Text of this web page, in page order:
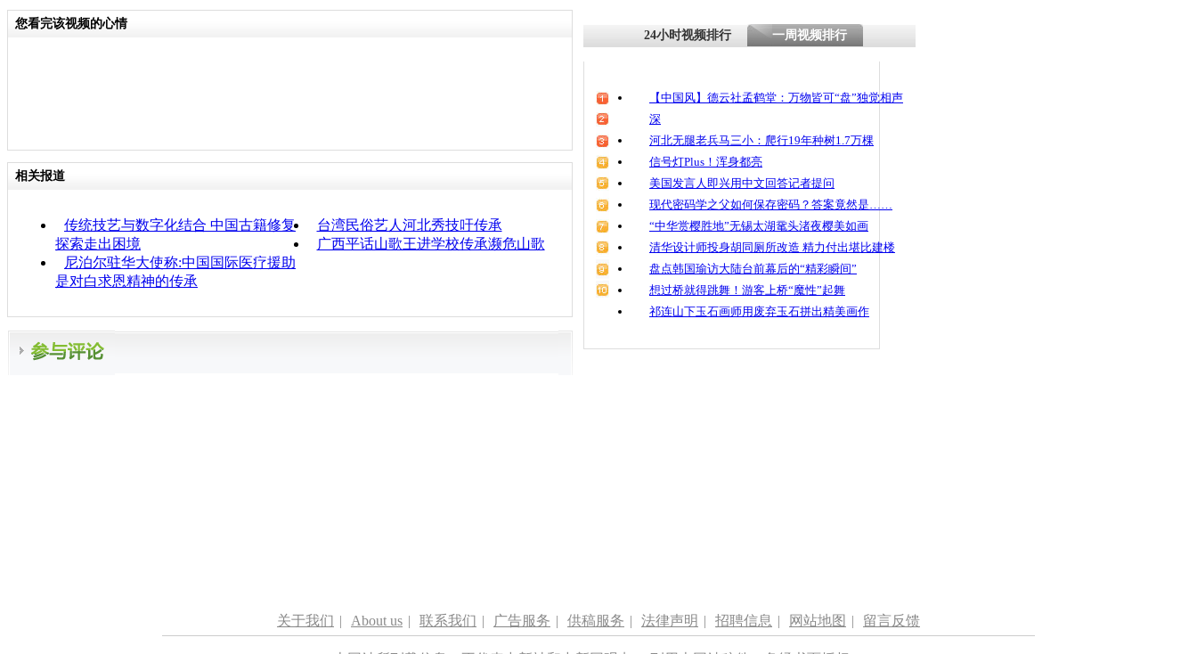
您看完该视频的心情
相关报道
传统技艺与数字化结合 中国古籍修复
探索走出困境
台湾民俗艺人河北秀技吁传承
广西平话山歌王进学校传承濒危山歌
尼泊尔驻华大使称:中国国际医疗援助
是对白求恩精神的传承
24小时视频排行 一周视频排行
【中国风】德云社孟鹤堂：万物皆可“盘”独觉相声
深
河北无腿老兵马三小：爬行19年种树1.7万棵
信号灯Plus！浑身都亮
美国发言人即兴用中文回答记者提问
现代密码学之父如何保存密码？答案竟然是……
“中华赏樱胜地”无锡太湖鼋头渚夜樱美如画
清华设计师投身胡同厕所改造 精力付出堪比建楼
盘点韩国瑜访大陆台前幕后的“精彩瞬间”
想过桥就得跳舞！游客上桥“魔性”起舞
祁连山下玉石画师用废弃玉石拼出精美画作
关于我们 | About us | 联系我们 | 广告服务 | 供稿服务 | 法律声明 | 招聘信息 | 网站地图 | 留言反馈